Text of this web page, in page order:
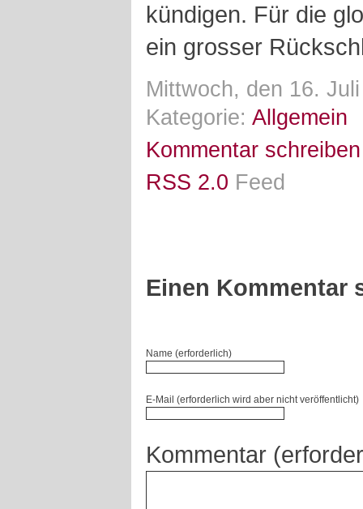
kündigen. Für die
ein grosser
Mittwoch, den 16.
Kategorie: Allgemein
Kommentar schreiben
RSS 2.0 Feed
Einen Kommentar
Name (erforderlich)
E-Mail (erforderlich wird aber nicht veröffentlicht)
Kommentar